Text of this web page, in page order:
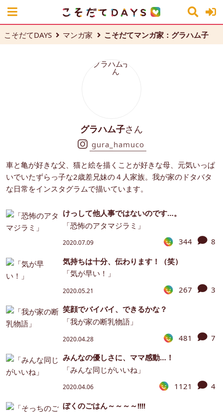
こそだてDAYS マンガ家 こそだてマンガ家：グラハム子
グラハム子さん
gura_hamuco
車と亀が好きな父、猫と絵を描くことが好きな母、元気いっぱ
いでいたずらっ子な2歳差兄妹の４人家族。我が家のドタバタ
な日常をインスタグラムで描いています。
けっして他人事ではないのです…。
「恐怖のアタマジラミ」
2020.07.09 344
8
気持ちは十分、伝わります！（笑）
「気が早い！」
2020.05.21 267
3
笑顔でバイバイ、できるかな？
「我が家の断乳物語」
2020.04.28 481
7
みんなの優しさに、ママ感動…！
「みんな同じがいいね」
2020.04.06 1121
4
ぼくのごはん～～～～!!!!